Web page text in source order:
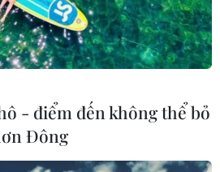
- đô thị dưới
chất Trương
Quốc vào
- điểm đến không thể bỏ
Đông